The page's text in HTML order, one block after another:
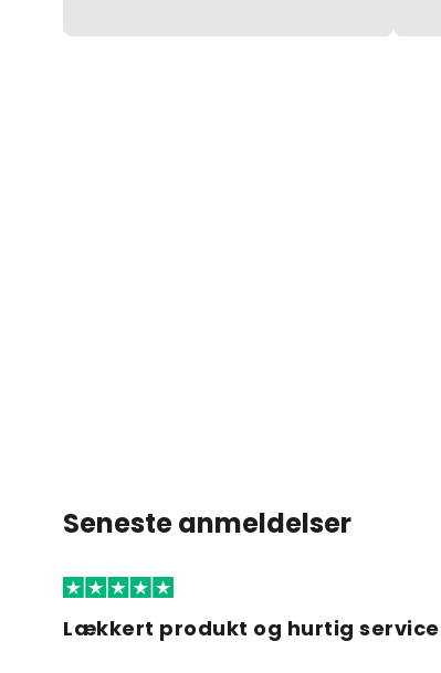
Seneste anmeldelser
Lækkert produkt og hurtig service